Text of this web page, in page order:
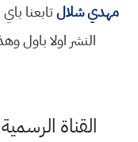
مهدي شلالتابعنا
النشر اولا باول
القناة